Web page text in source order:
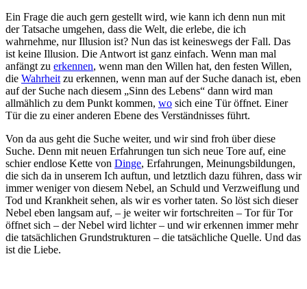
Ein Frage die auch gern gestellt wird, wie kann ich denn nun mit
der Tatsache umgehen, dass die Welt, die erlebe, die ich
wahrnehme, nur Illusion ist? Nun das ist keineswegs der Fall. Das
ist keine Illusion. Die Antwort ist ganz einfach. Wenn man mal
anfängt zu erkennen, wenn man den Willen hat, den festen Willen,
die Wahrheit zu erkennen, wenn man auf der Suche danach ist, eben
auf der Suche nach diesem „Sinn des Lebens“ dann wird man
allmählich zu dem Punkt kommen, wo sich eine Tür öffnet. Einer
Tür die zu einer anderen Ebene des Verständnisses führt.
Von da aus geht die Suche weiter, und wir sind froh über diese
Suche. Denn mit neuen Erfahrungen tun sich neue Tore auf, eine
schier endlose Kette von Dinge, Erfahrungen, Meinungsbildungen,
die sich da in unserem Ich auftun, und letztlich dazu führen, dass wir
immer weniger von diesem Nebel, an Schuld und Verzweiflung und
Tod und Krankheit sehen, als wir es vorher taten. So löst sich dieser
Nebel eben langsam auf, – je weiter wir fortschreiten – Tor für Tor
öffnet sich – der Nebel wird lichter – und wir erkennen immer mehr
die tatsächlichen Grundstrukturen – die tatsächliche Quelle. Und das
ist die Liebe.